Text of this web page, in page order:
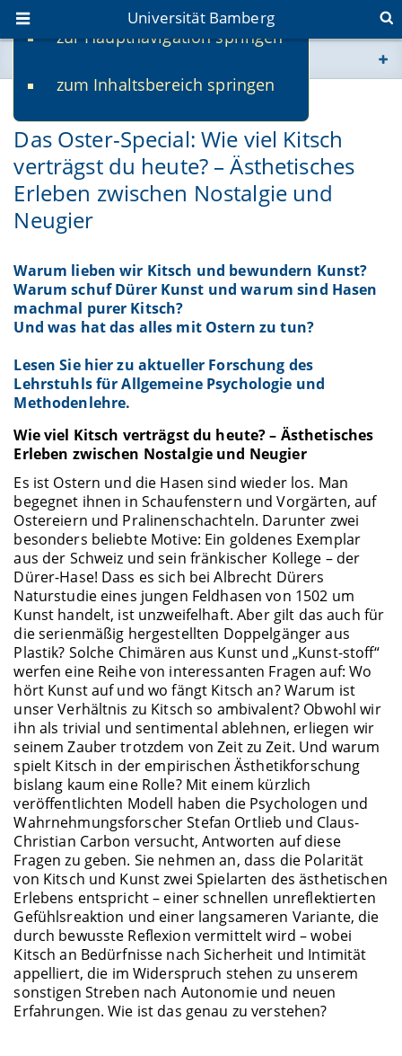
zur Hauptnavigation springen
zum Inhaltsbereich springen
Universität Bamberg
www.uni-bamberg.de
univis.uni-bamberg.de
fis.uni-bamberg.de
Das Oster-Special: Wie viel Kitsch
verträgst du heute? – Ästhetisches
Erleben zwischen Nostalgie und
Neugier
Warum lieben wir Kitsch und bewundern Kunst?
Warum schuf Dürer Kunst und warum sind Hasen
machmal purer Kitsch?
Und was hat das alles mit Ostern zu tun?
Lesen Sie hier zu aktueller Forschung des
Lehrstuhls für Allgemeine Psychologie und
Methodenlehre.
Wie viel Kitsch verträgst du heute? – Ästhetisches
Erleben zwischen Nostalgie und Neugier
Es ist Ostern und die Hasen sind wieder los. Man
begegnet ihnen in Schaufenstern und Vorgärten, auf
Ostereiern und Pralinenschachteln. Darunter zwei
besonders beliebte Motive: Ein goldenes Exemplar
aus der Schweiz und sein fränkischer Kollege – der
Dürer-Hase! Dass es sich bei Albrecht Dürers
Naturstudie eines jungen Feldhasen von 1502 um
Kunst handelt, ist unzweifelhaft. Aber gilt das auch für
die serienmäßig hergestellten Doppelgänger aus
Plastik? Solche Chimären aus Kunst und „Kunst-stoff“
werfen eine Reihe von interessanten Fragen auf: Wo
hört Kunst auf und wo fängt Kitsch an? Warum ist
unser Verhältnis zu Kitsch so ambivalent? Obwohl wir
ihn als trivial und sentimental ablehnen, erliegen wir
seinem Zauber trotzdem von Zeit zu Zeit. Und warum
spielt Kitsch in der empirischen Ästhetikforschung
bislang kaum eine Rolle? Mit einem kürzlich
veröffentlichten Modell haben die Psychologen und
Wahrnehmungsforscher Stefan Ortlieb und Claus-
Christian Carbon versucht, Antworten auf diese
Fragen zu geben. Sie nehmen an, dass die Polarität
von Kitsch und Kunst zwei Spielarten des ästhetischen
Erlebens entspricht – einer schnellen unreflektierten
Gefühlsreaktion und einer langsameren Variante, die
durch bewusste Reflexion vermittelt wird – wobei
Kitsch an Bedürfnisse nach Sicherheit und Intimität
appelliert, die im Widerspruch stehen zu unserem
sonstigen Streben nach Autonomie und neuen
Erfahrungen. Wie ist das genau zu verstehen?